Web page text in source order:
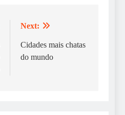
Next:
Cidades mais chatas
do mundo